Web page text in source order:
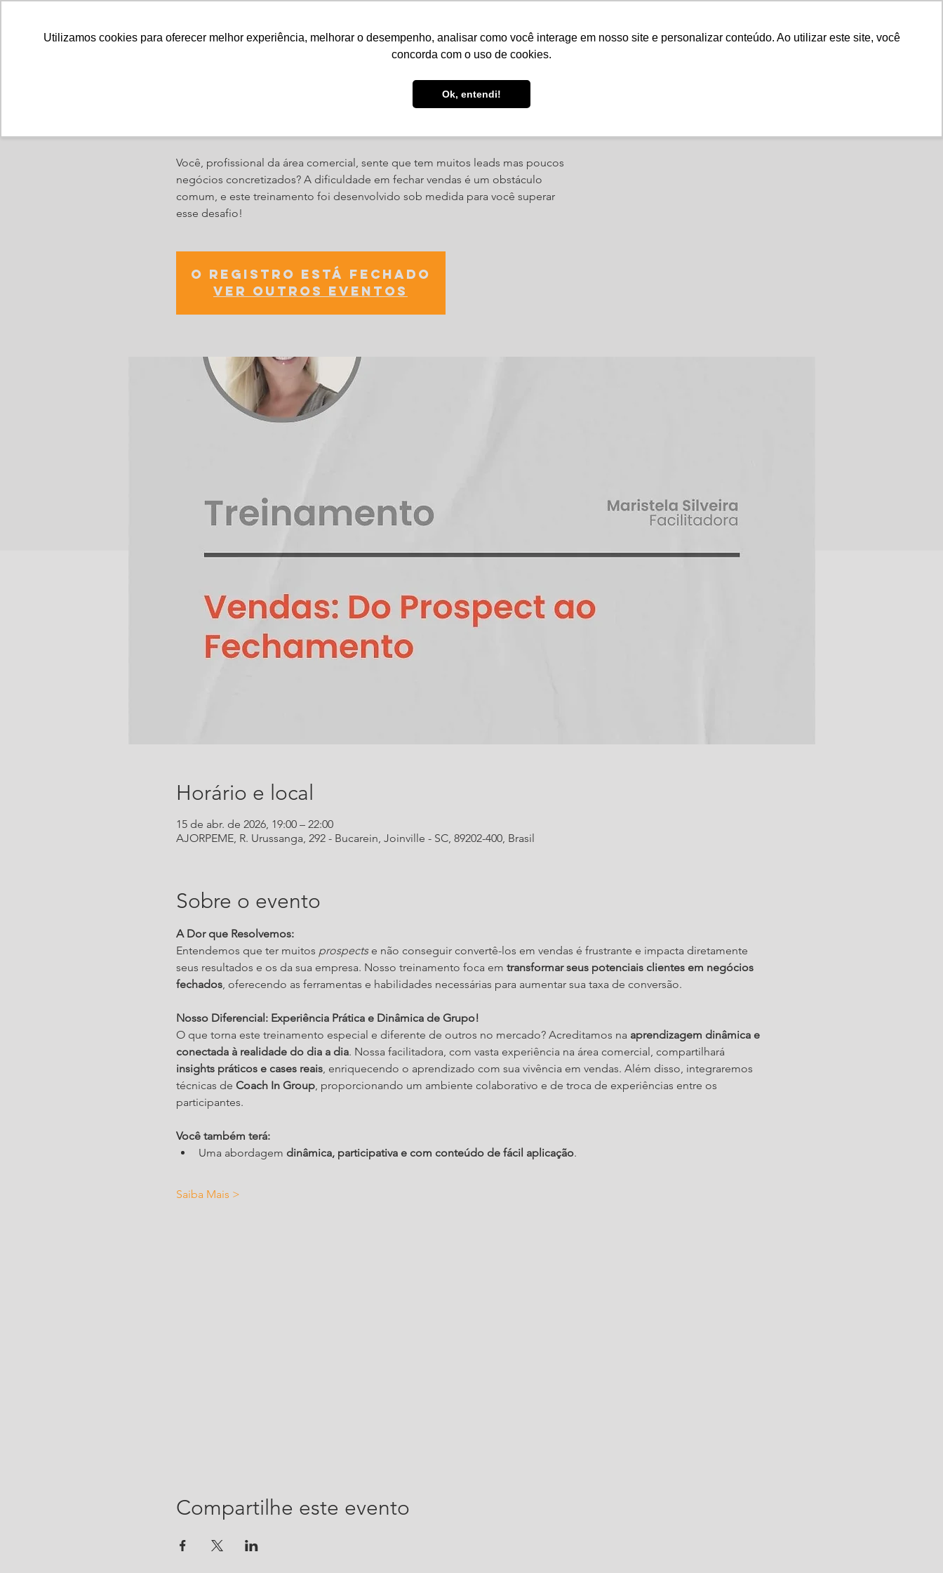
Utilizamos cookies para oferecer melhor experiência, melhorar o desempenho, analisar como você interage em nosso site e personalizar conteúdo. Ao utilizar este site, você
concorda com o uso de cookies.
Ok, entendi!
Serviços Notícias Agenda
Você, profissional da área comercial, sente que tem muitos leads mas poucos
negócios concretizados? A dificuldade em fechar vendas é um obstáculo
comum, e este treinamento foi desenvolvido sob medida para você superar
esse desafio!
O registro está fechado
Ver outros eventos
Horário e local
15 de abr. de 2026, 19:00 – 22:00
AJORPEME, R. Urussanga, 292 - Bucarein, Joinville - SC, 89202-400, Brasil
Sobre o evento
A Dor que Resolvemos:
Entendemos que ter muitos prospects e não conseguir convertê-los em vendas é frustrante e impacta diretamente
seus resultados e os da sua empresa. Nosso treinamento foca em transformar seus potenciais clientes em negócios
fechados, oferecendo as ferramentas e habilidades necessárias para aumentar sua taxa de conversão.
Nosso Diferencial: Experiência Prática e Dinâmica de Grupo!
O que torna este treinamento especial e diferente de outros no mercado? Acreditamos na aprendizagem dinâmica e
conectada à realidade do dia a dia. Nossa facilitadora, com vasta experiência na área comercial, compartilhará
insights práticos e cases reais, enriquecendo o aprendizado com sua vivência em vendas. Além disso, integraremos
técnicas de Coach In Group, proporcionando um ambiente colaborativo e de troca de experiências entre os
participantes.
Você também terá:
Uma abordagem dinâmica, participativa e com conteúdo de fácil aplicação.
Saiba Mais >
Compartilhe este evento